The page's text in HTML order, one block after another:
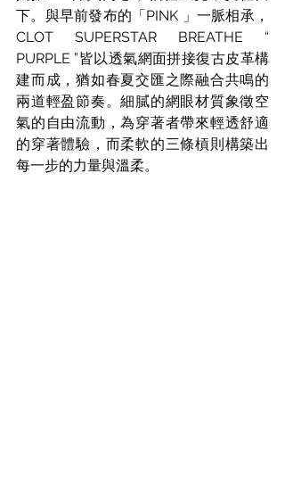
下。與早前發布的「PINK 」一脈相承，
CLOT SUPERSTAR BREATHE “
PURPLE ”皆以透氣網面拼接復古皮革構
建而成，猶如春夏交匯之際融合共鳴的
兩道輕盈節奏。細膩的網眼材質象徵空
氣的自由流動，為穿著者帶來輕透舒適
的穿著體驗，而柔軟的三條槓則構築出
每一步的力量與溫柔。